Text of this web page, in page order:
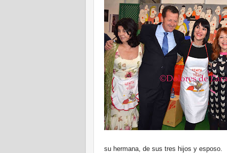
su hermana, de sus tres hijos y esposo.